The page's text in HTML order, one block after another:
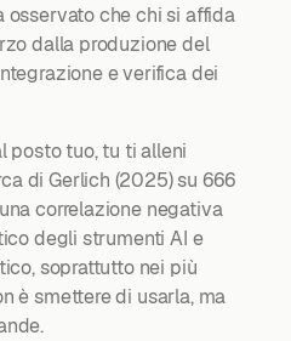
osservato che chi si affida
dalla produzione del
e verifica dei
posto tuo, tu ti alleni
di Gerlich (2025) su 666
correlazione negativa
degli strumenti AI e
soprattutto nei più
è smettere di usarla, ma